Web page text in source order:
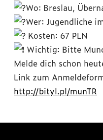
Wo: Breslau,
Wer: Jugendliche
Kosten: 67 PLN
Wichtig: Bitte
Melde dich schon
Link zum
http://bityl.pl/munTR